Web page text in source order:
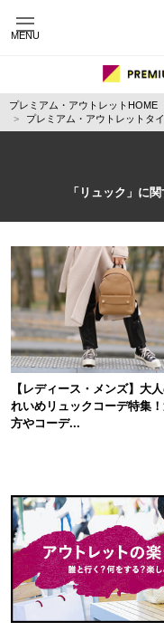
MENU
施設別に記事を探す
運営会社
利用規約
プレミアム・アウトレットHOME
プレミアム・アウトレットタ
「リュック」に
【レディース・メンズ】大
れいめリュックコーデ特集
方やコーデ...